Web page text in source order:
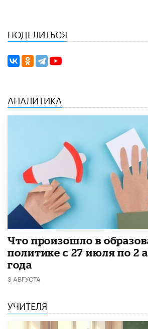
ПОДЕЛИТЬСЯ
АНАЛИТИКА
​Что произошло в
политике с 27 июля по 2
года
3 АВГУСТА
УЧИТЕЛЯ